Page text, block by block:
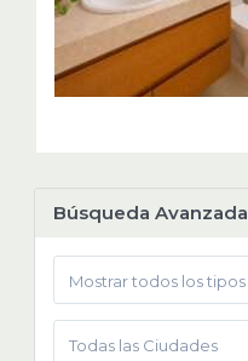
Búsqueda Avanzada
Mostrar todos los tipos
Todas las Ciudades